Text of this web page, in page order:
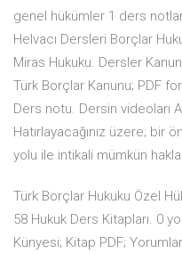
genel hükümler 1 ders
Helvacı Dersleri Borçlar
Miras Hukuku. Dersler
Türk Borçlar Kanunu; PDF
Ders notu. Dersin videoları
Hatırlayacağınız üzere;
yolu ile intikali mümkün
Türk Borçlar Hukuku Özel
58 Hukuk Ders Kitapları. 0
Künyesi; Kitap PDF;